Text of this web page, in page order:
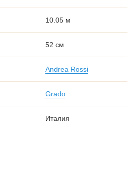
10.05 м
52 см
Andrea Rossi
Grado
Италия